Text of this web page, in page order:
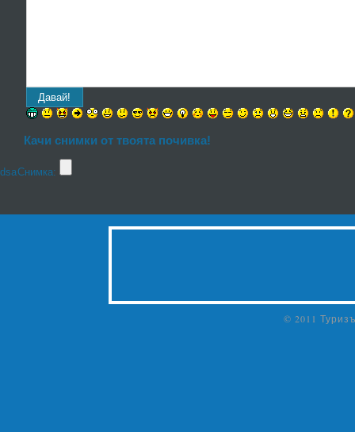
Качи снимки от твоята почивка!
Снимка:
dsa
© 2011